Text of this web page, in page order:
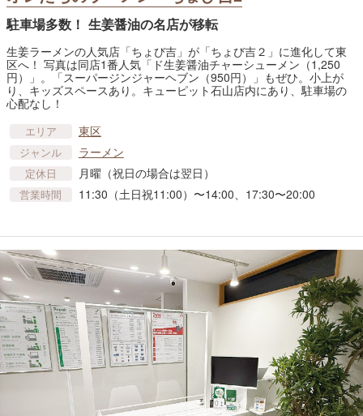
駐車場多数！ 生姜醤油の名店が移転
生姜ラーメンの人気店「ちょび吉」が「ちょび吉２」に進化して東
区へ！ 写真は同店1番人気「ド生姜醤油チャーシューメン（1,250
円）」。「スーパージンジャーヘブン（950円）」もぜひ。小上が
り、キッズスペースあり。キューピット石山店内にあり、駐車場の
心配なし！
エリア 東区
ジャンル ラーメン
定休日 月曜（祝日の場合は翌日）
営業時間 11:30（土日祝11:00）〜14:00、17:30〜20:00